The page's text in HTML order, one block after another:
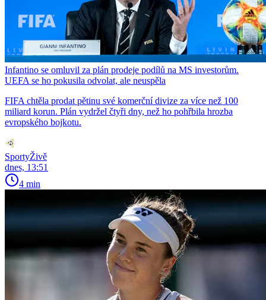
Infantino se omluvil za plán prodeje podílů na MS investorům.
UEFA se ho pokusila odvolat, ale neuspěla
FIFA chtěla prodat pětinu své komerční divize za více než 100
miliard korun. Plán vydržel čtyři dny, než ho pohřbila hrozba
evropského bojkotu.
SportyŽivě
dnes, 13:51
4 min